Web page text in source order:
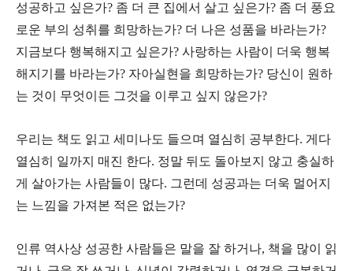
성공하고 싶은가? 좀 더 큰 집에서 살고 싶은가? 좀 더 풍요
로운 부의 성취를 희망하는가? 더 나은 성품을 바라는가?
지금보다 행복해지고 싶은가? 사랑하는 사람이 더욱 행복
해지기를 바라는가? 자아실현을 희망하는가? 당신이 원하
는 것이 무엇이든 그것을 이루고 싶지 않은가?
우리는 책도 읽고 세미나도 들으며 열심히 공부한다. 게다
열심히 일까지 매진 한다. 정말 뒤도 돌아보지 않고 충실하
게 살아가는 사람들이 많다. 그런데 성공과는 더욱 멀어지
는 느낌을 가져본 적은 없는가?
인류 역사상 성공한 사람들은 말을 잘 하거나, 책을 많이 읽